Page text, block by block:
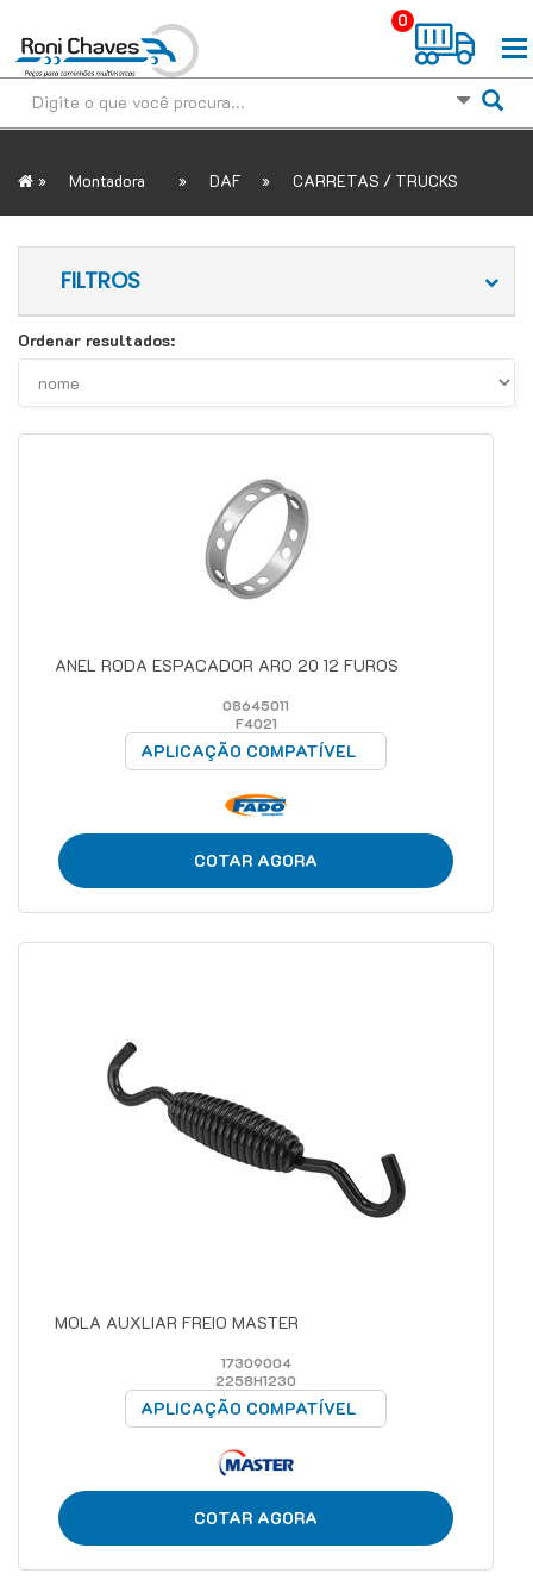
0
» Montadora » DAF » CARRETAS / TRUCKS
FILTROS
Ordenar resultados:
ANEL RODA ESPACADOR ARO 20 12 FUROS
08645011
F4021
APLICAÇÃO COMPATÍVEL
COTAR AGORA
MOLA AUXLIAR FREIO MASTER
17309004
2258H1230
APLICAÇÃO COMPATÍVEL
COTAR AGORA